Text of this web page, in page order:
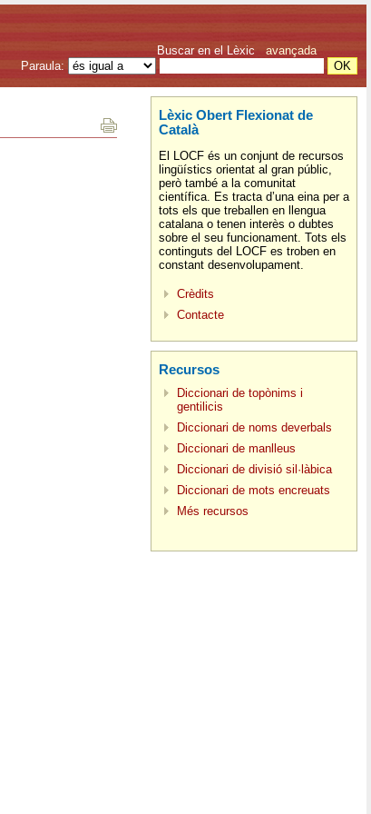
Buscar en el Lèxic avançada
Paraula:
Lèxic Obert Flexionat de
Català
El LOCF és un conjunt de recursos
lingüístics orientat al gran públic,
però també a la comunitat
científica. Es tracta d’una eina per a
tots els que treballen en llengua
catalana o tenen interès o dubtes
sobre el seu funcionament. Tots els
continguts del LOCF es troben en
constant desenvolupament.
Crèdits
Contacte
Recursos
Diccionari de topònims i
gentilicis
Diccionari de noms deverbals
Diccionari de manlleus
Diccionari de divisió sil·làbica
Diccionari de mots encreuats
Més recursos